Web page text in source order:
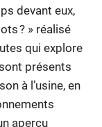
devant eux,
? » réalisé
qui explore
présents
à l’usine, en
aperçu